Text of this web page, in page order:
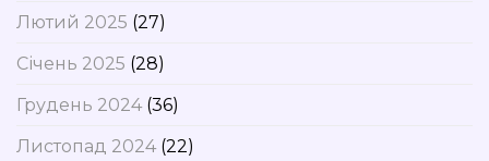
Лютий 2025 (27)
Січень 2025 (28)
Грудень 2024(36)
Листопад 2024(22)